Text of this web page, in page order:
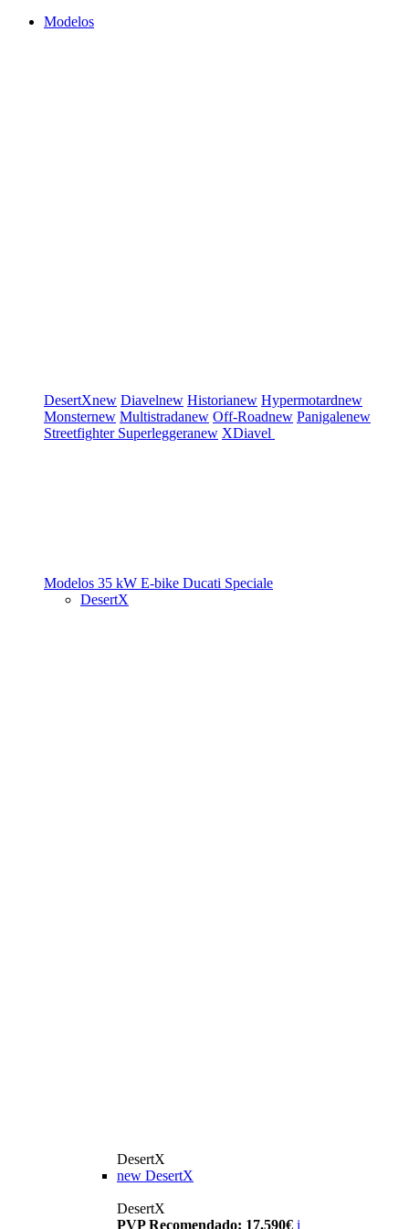
Modelos
DesertXnew Diavelnew Historianew Hypermotardnew
Monsternew Multistradanew Off-Roadnew Panigalenew
Streetfighter Superleggeranew XDiavel
Modelos 35 kW E-bike Ducati Speciale
DesertX
DesertX
new DesertX
DesertX
PVP Recomendado: 17.590€ i